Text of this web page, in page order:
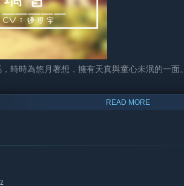
時時為悠月著想，擁有天真與童心未泯的一面。
READ MORE